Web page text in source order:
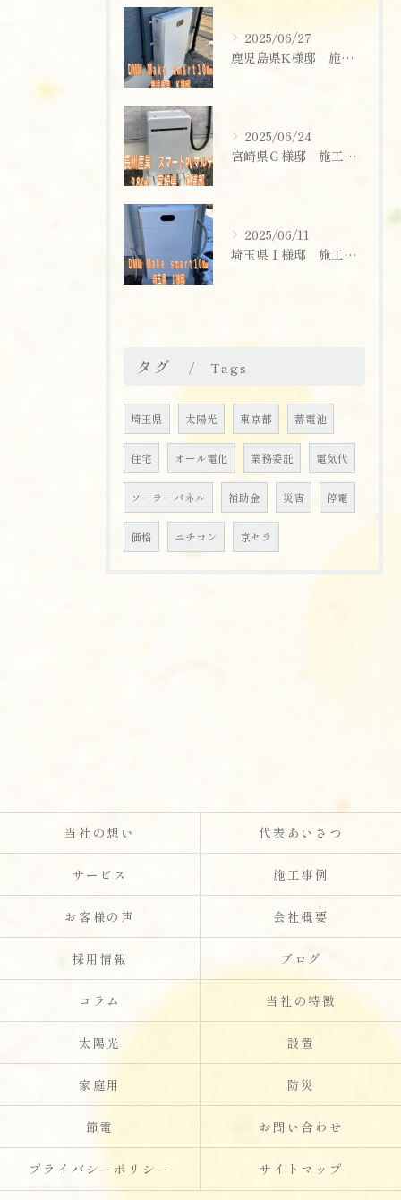
2025/06/27
鹿児島県K様邸 施工実績
2025/06/24
宮崎県Ｇ様邸 施工実績
2025/06/11
埼玉県Ｉ様邸 施工実績
タグ Tags
埼玉県 太陽光 東京都 蓄電池
住宅 オール電化 業務委託 電気代
ソーラーパネル 補助金 災害 停電
価格 ニチコン 京セラ
当社の想い 代表あいさつ
サービス 施工事例
お客様の声 会社概要
採用情報 ブログ
コラム 当社の特徴
太陽光 設置
家庭用 防災
節電 お問い合わせ
プライバシーポリシー サイトマップ
お問い合わせはこちら